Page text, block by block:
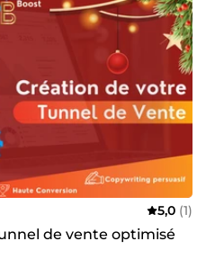
5,0 (1)
de vente optimisé